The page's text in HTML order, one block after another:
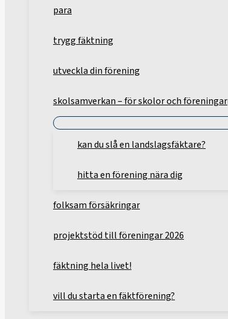
para
trygg fäktning
utveckla din förening
skolsamverkan – för skolor och föreningar
kan du slå en landslagsfäktare?
hitta en förening nära dig
folksam försäkringar
projektstöd till föreningar 2026
fäktning hela livet!
vill du starta en fäktförening?